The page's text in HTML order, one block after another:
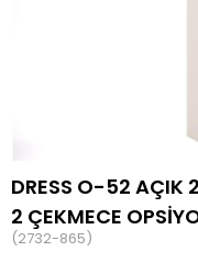
DRESS O-52 AÇIK
2 ÇEKMECE
(2732-865)